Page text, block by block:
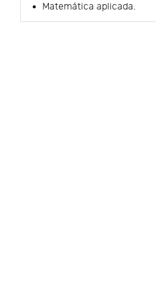
Matemática aplicada.